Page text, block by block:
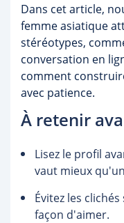
Dans cet article,
femme asiatique
stéréotypes,
conversation en
comment
avec patience.
À retenir
Lisez le profil
vaut mieux
Évitez les
façon d'aimer.